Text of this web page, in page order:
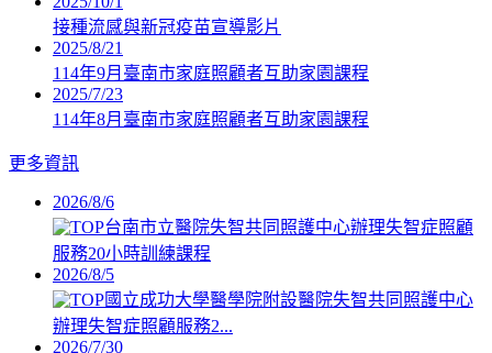
接種流感與新冠疫苗宣導影片
2025/8/21
114年9月臺南市家庭照顧者互助家園課程
2025/7/23
114年8月臺南市家庭照顧者互助家園課程
更多資訊
2026/8/6
台南市立醫院失智共同照護中心辦理失智症照顧
服務20小時訓練課程
2026/8/5
國立成功大學醫學院附設醫院失智共同照護中心
辦理失智症照顧服務2...
2026/7/30